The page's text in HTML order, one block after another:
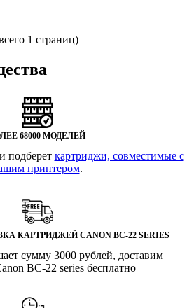
1 страниц)
68000 МОДЕЛЕЙ
подберет картриджи, совместимые с
принтером.
КАРТРИДЖЕЙ CANON BC-22 SERIES
сумму 3000 рублей, доставим
BC-22 series бесплатно